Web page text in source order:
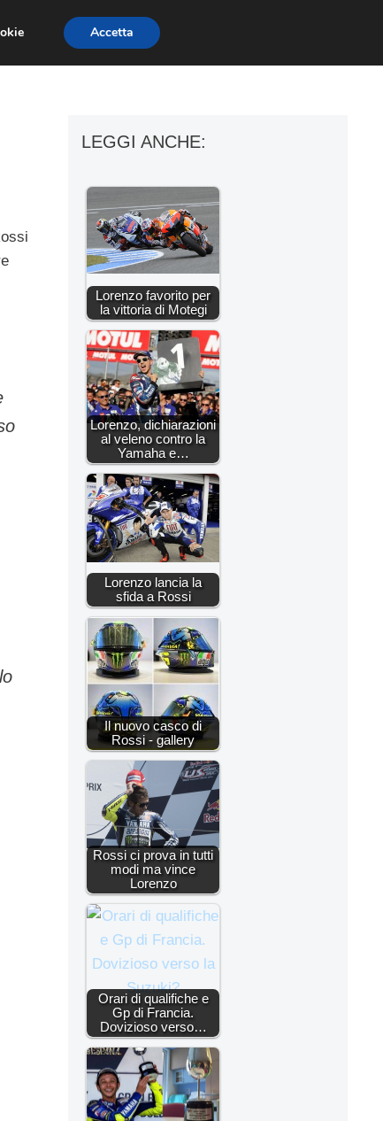
MOTO MOTO GP
LEGGI ANCHE:
Lorenzo favorito per
la vittoria di Motegi
Lorenzo, dichiarazioni
al veleno contro la
Yamaha e…
Lorenzo lancia la
sfida a Rossi
Il nuovo casco di
Rossi - gallery
Rossi ci prova in tutti
modi ma vince
Lorenzo
Orari di qualifiche e
Gp di Francia.
Dovizioso verso…
Accetta